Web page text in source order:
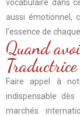
vocabulaire dans
aussi émotionnel,
l’essence de
Quand
Faire appel à
indispensable
marchés